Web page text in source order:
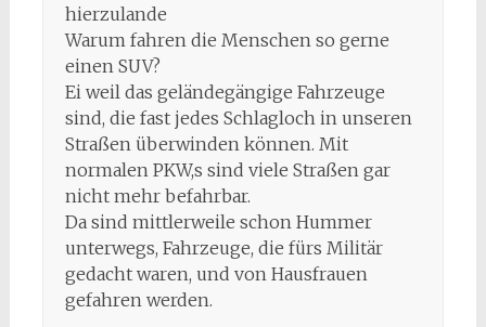
hierzulande
Warum fahren die Menschen so gerne
einen SUV?
Ei weil das geländegängige Fahrzeuge
sind, die fast jedes Schlagloch in unseren
Straßen überwinden können. Mit
normalen PKW,s sind viele Straßen gar
nicht mehr befahrbar.
Da sind mittlerweile schon Hummer
unterwegs, Fahrzeuge, die fürs Militär
gedacht waren, und von Hausfrauen
gefahren werden.